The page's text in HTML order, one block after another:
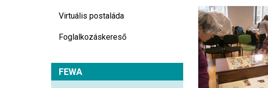
Virtuális postaláda
Foglalkozáskereső
FEWA